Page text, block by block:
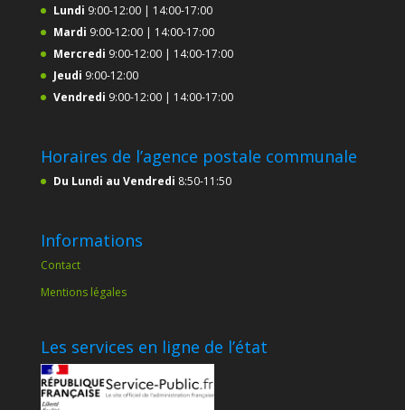
Lundi 9:00-12:00 | 14:00-17:00
Mardi 9:00-12:00 | 14:00-17:00
Mercredi 9:00-12:00 | 14:00-17:00
Jeudi 9:00-12:00
Vendredi 9:00-12:00 | 14:00-17:00
Horaires de l’agence postale communale
Du Lundi au Vendredi 8:50-11:50
Informations
Contact
Mentions légales
Les services en ligne de l’état